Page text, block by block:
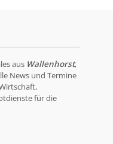
aus Wallenhorst,
News und Termine
für die